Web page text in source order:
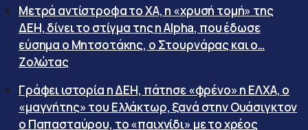
Μετρά αντίστροφα το ΧΑ, η «χρυσή τομή» της
ΔΕΗ, δίνει το στίγμα της η Alpha, που έδωσε
εύσημα ο Μητσοτάκης, ο Στουρνάρας και ο…
Ζολώτας
Γράφει ιστορία η ΔΕΗ, πάτησε «φρένο» η ΕΛΧΑ, ο
«μαγνήτης» του Ελλάκτωρ, ξανά στην Ουάσιγκτον
ο Παπασταύρου, το «παιχνίδι» με το χρέος